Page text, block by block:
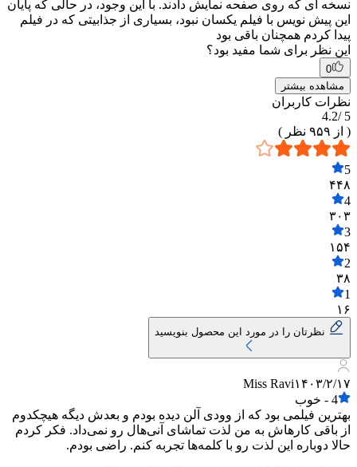
نسخه ای که روی صفحه نمایش دادند. با این وجود، در حالی که پایان
این پیش نویس با فیلم یکسان نبود، بسیاری از جذابیتی که در فیلم
پیدا کردم همچنان باقی بود
این نظر برای شما مفید بود؟
0
مشاهده بیشتر
نظرات کاربران
5 /
4.2
( از ۹۵۹ نظر )
5
۴۴۸
4
۳۰۳
3
۱۵۴
2
۳۸
1
۱۶
نظرتان را در مورد این محصول بنویسید
Miss Ravi۱۴۰۳/۲/۱۷
4
- خوب
بهترین فیلمی بود که از وودی آلن دیده بودم و بعدش دیگه هیچکدوم
از باقی کارهاش به من لذت تماشای آنی‌هال رو نمی‌داد. فکر کردم
حالا دوباره این لذت رو با کلمه‌ها تجربه کنم. راضی بودم.